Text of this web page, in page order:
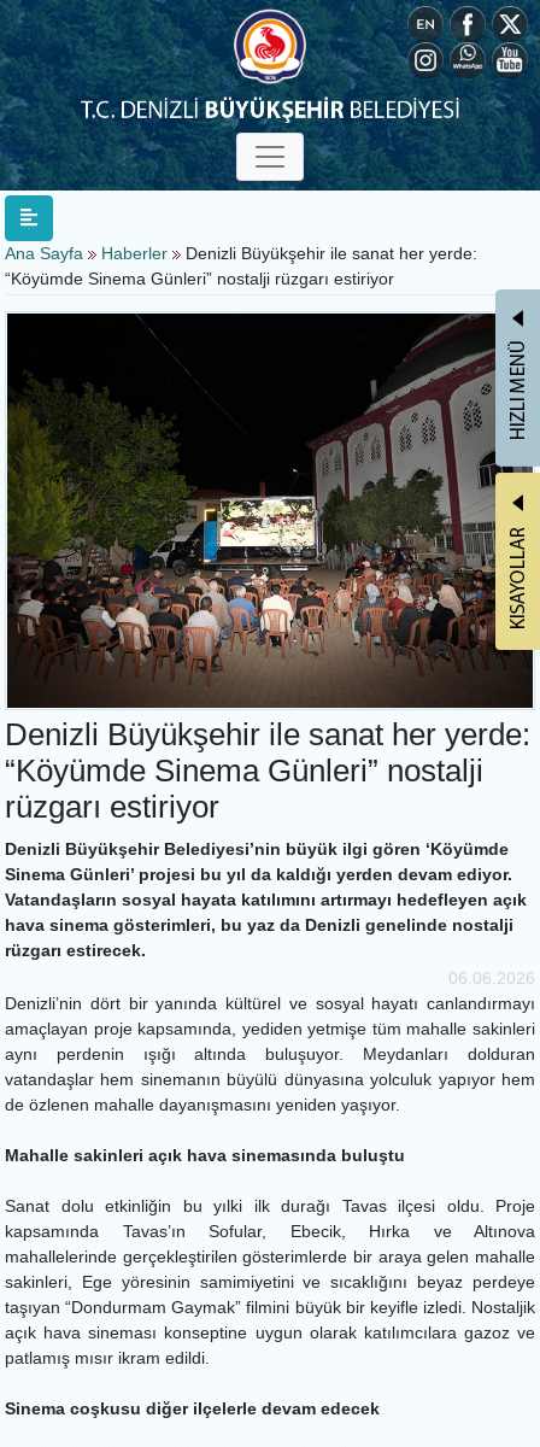
Ana Sayfa Haberler
Denizli Büyükşehir ile sanat her yerde:
“Köyümde Sinema Günleri” nostalji rüzgarı estiriyor
Denizli Büyükşehir ile sanat her yerde:
“Köyümde Sinema Günleri” nostalji
rüzgarı estiriyor
Denizli Büyükşehir Belediyesi’nin büyük ilgi gören ‘Köyümde
Sinema Günleri’ projesi bu yıl da kaldığı yerden devam ediyor.
Vatandaşların sosyal hayata katılımını artırmayı hedefleyen açık
hava sinema gösterimleri, bu yaz da Denizli genelinde nostalji
rüzgarı estirecek.
06.06.2026
Denizli’nin dört bir yanında kültürel ve sosyal hayatı canlandırmayı
amaçlayan proje kapsamında, yediden yetmişe tüm mahalle sakinleri
aynı perdenin ışığı altında buluşuyor. Meydanları dolduran
vatandaşlar hem sinemanın büyülü dünyasına yolculuk yapıyor hem
de özlenen mahalle dayanışmasını yeniden yaşıyor.
Mahalle sakinleri açık hava sinemasında buluştu
Sanat dolu etkinliğin bu yılki ilk durağı Tavas ilçesi oldu. Proje
kapsamında Tavas’ın Sofular, Ebecik, Hırka ve Altınova
mahallelerinde gerçekleştirilen gösterimlerde bir araya gelen mahalle
sakinleri, Ege yöresinin samimiyetini ve sıcaklığını beyaz perdeye
taşıyan “Dondurmam Gaymak” filmini büyük bir keyifle izledi. Nostaljik
açık hava sineması konseptine uygun olarak katılımcılara gazoz ve
patlamış mısır ikram edildi.
Sinema coşkusu diğer ilçelerle devam edecek